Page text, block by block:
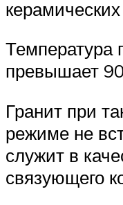
Температура
превышает
Гранит при
режиме не
служит в
связующего